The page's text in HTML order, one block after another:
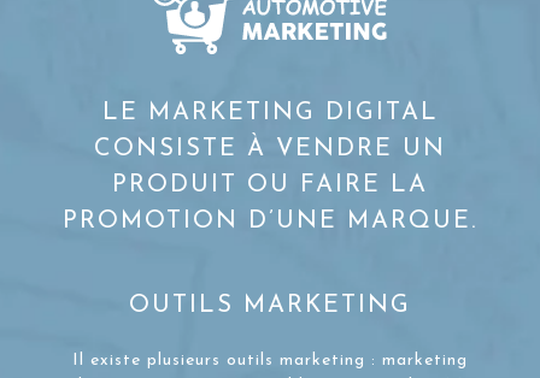
LE MARKETING DIGITAL
CONSISTE À VENDRE UN
PRODUIT OU FAIRE LA
PROMOTION D’UNE MARQUE.
OUTILS MARKETING
Il existe plusieurs outils marketing : marketing